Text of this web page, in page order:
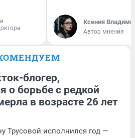
Ксения
Автор мнения
блогер,
о борьбе с редкой
в возрасте 26 лет
Трусовой исполнился год —